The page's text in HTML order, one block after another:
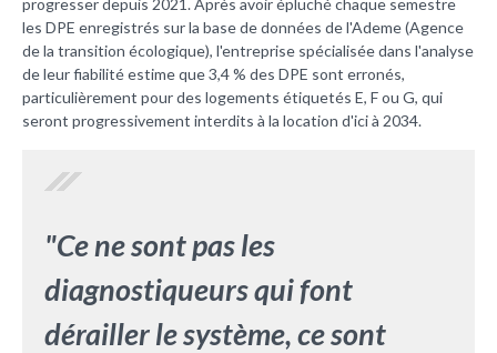
progresser depuis 2021. Après avoir épluché chaque semestre
les DPE enregistrés sur la base de données de l'Ademe (Agence
de la transition écologique), l'entreprise spécialisée dans l'analyse
de leur fiabilité estime que 3,4 % des DPE sont erronés,
particulièrement pour des logements étiquetés E, F ou G, qui
seront progressivement interdits à la location d'ici à 2034.
"Ce ne sont pas les
diagnostiqueurs qui font
dérailler le système, ce sont